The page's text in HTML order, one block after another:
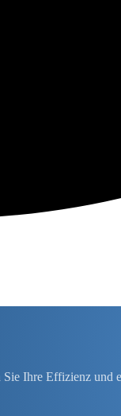
Ihre Effizienz und